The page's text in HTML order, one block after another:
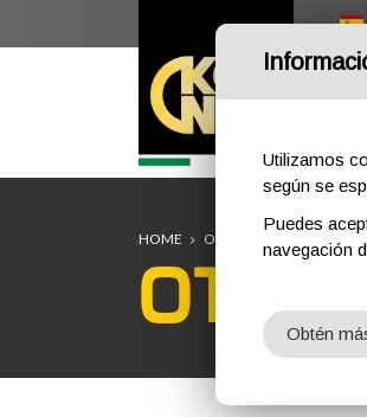
HOME OUTDOOR
Utilizamos
según se
Puedes
navegación
Obtén